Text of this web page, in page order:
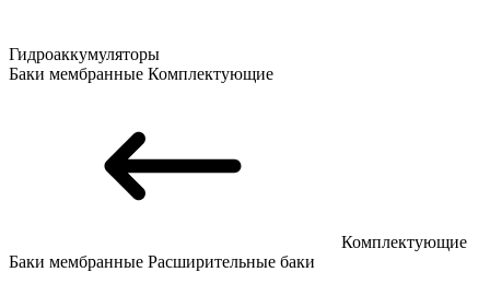
Гидроаккумуляторы
Баки мембранные Комплектующие
Комплектующие
Баки мембранные Расширительные баки